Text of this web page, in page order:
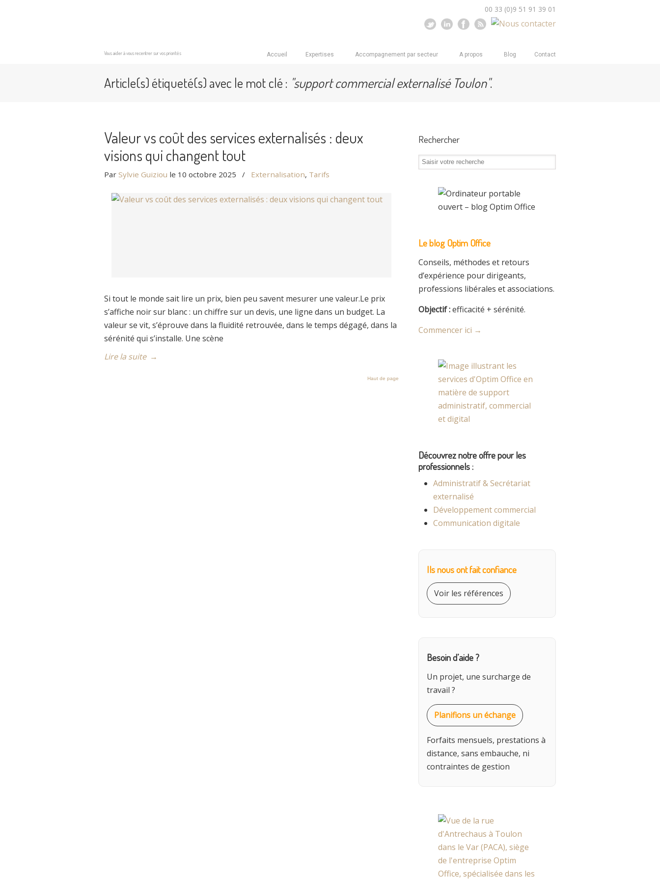
Vous aider à vous recentrer sur vos priorités
00 33 (0)9 51 91 39 01
Accueil Expertises Accompagnement par secteur A propos Blog Contact
Article(s) étiqueté(s) avec le mot clé : "support commercial externalisé Toulon".
Valeur vs coût des services externalisés : deux
visions qui changent tout
Par Sylvie Guiziou le 10 octobre 2025 / Externalisation, Tarifs
Si tout le monde sait lire un prix, bien peu savent mesurer une valeur.Le prix
s’affiche noir sur blanc : un chiffre sur un devis, une ligne dans un budget. La
valeur se vit, s’éprouve dans la fluidité retrouvée, dans le temps dégagé, dans la
sérénité qui s’installe. Une scène
Lire la suite →
Haut de page
Rechercher
Le blog Optim Office
Conseils, méthodes et retours
d’expérience pour dirigeants,
professions libérales et associations.
Objectif :efficacité + sérénité.
Commencer ici →
Découvrez notre offre pour les
professionnels :
Administratif & Secrétariat
externalisé
Développement commercial
Communication digitale
Ils nous ont fait confiance
Voir les références
Besoin d’aide ?
Un projet, une surcharge de
travail ?
Planifions un échange
Forfaits mensuels, prestations à
distance, sans embauche, ni
contraintes de gestion